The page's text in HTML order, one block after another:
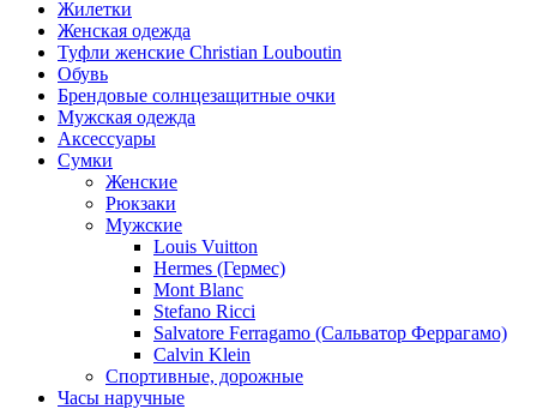
Жилетки
Женская одежда
Туфли женские Christian Louboutin
Обувь
Брендовые солнцезащитные очки
Мужская одежда
Аксессуары
Сумки
Женские
Рюкзаки
Мужские
Louis Vuitton
Hermes (Гермес)
Mont Blanc
Stefano Ricci
Salvatore Ferragamo (Сальватор Феррагамо)
Calvin Klein
Спортивные, дорожные
Часы наручные